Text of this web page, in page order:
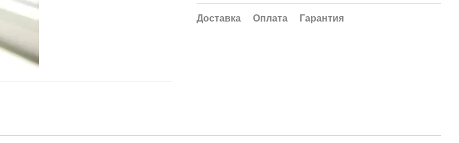
Доставка Оплата Гарантия